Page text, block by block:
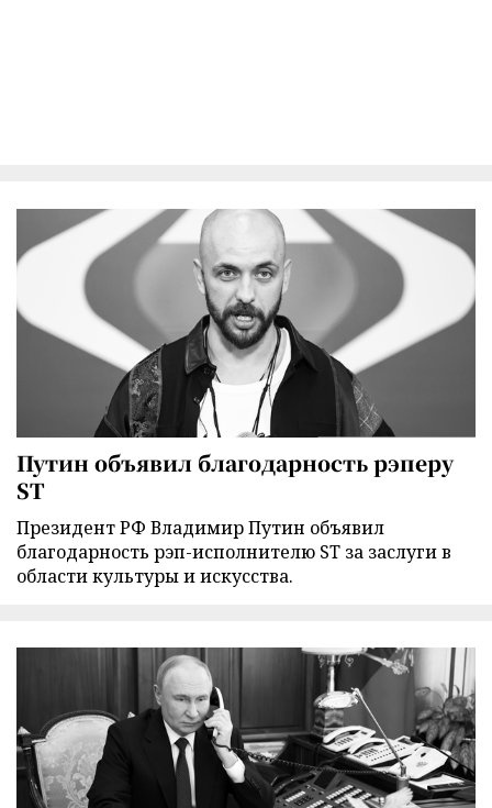
Путин объявил благодарность рэперу
ST
Президент РФ Владимир Путин объявил
благодарность рэп-исполнителю ST за заслуги в
области культуры и искусства.